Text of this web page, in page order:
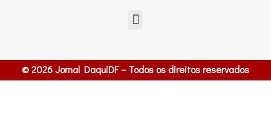
© 2026 Jornal DaquiDF – Todos os direitos reservados